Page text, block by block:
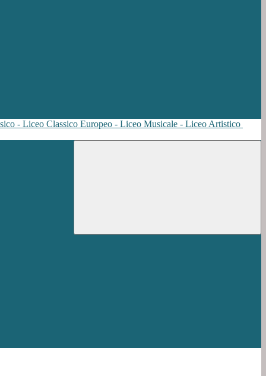
- Liceo Classico Europeo - Liceo Musicale - Liceo Artistico